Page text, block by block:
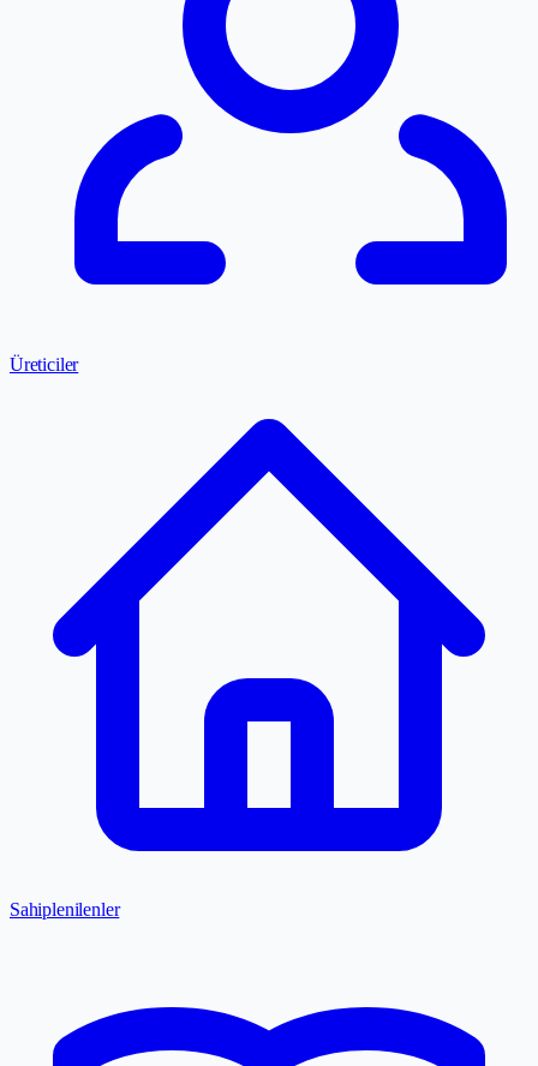
Üreticiler
Sahiplenilenler